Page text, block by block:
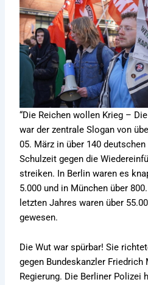
“Die Reichen wollen Krieg –
war der zentrale Slogan von
05. März in über 140
Schulzeit gegen die
streiken. In Berlin waren es
5.000 und in München über
letzten Jahres waren über
gewesen.
Die Wut war spürbar! Sie
gegen Bundeskanzler Friedrich
Regierung. Die Berliner Polizei